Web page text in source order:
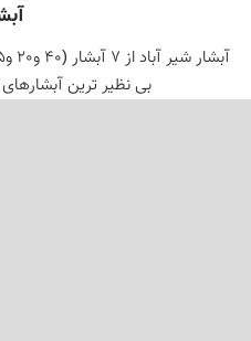
بی نظیر ترین